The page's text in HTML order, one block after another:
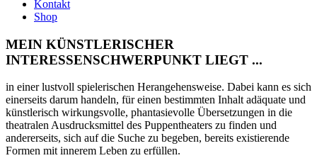
Kontakt
Shop
MEIN KÜNSTLERISCHER
INTERESSENSCHWERPUNKT LIEGT ...
in einer lustvoll spielerischen Herangehensweise. Dabei kann es sich
einerseits darum handeln, für einen bestimmten Inhalt adäquate und
künstlerisch wirkungsvolle, phantasievolle Übersetzungen in die
theatralen Ausdrucksmittel des Puppentheaters zu finden und
andererseits, sich auf die Suche zu begeben, bereits existierende
Formen mit innerem Leben zu erfüllen.